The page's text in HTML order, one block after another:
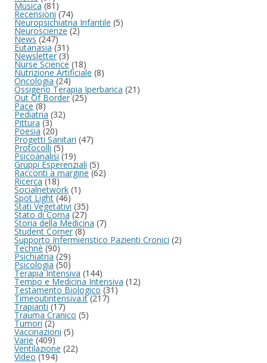
Musica(81)
Recensioni(74)
Neuropsichiatria Infantile (5)
Neuroscienze(2)
News(247)
Eutanasia (31)
Newsletter (3)
Nurse Science (18)
Nutrizione Artificiale (8)
Oncologia(24)
Ossigeno Terapia Iperbarica (21)
Out Of Border(25)
Pace(8)
Pediatria (32)
Pittura(3)
Poesia (20)
Progetti Sanitari (47)
Protocolli(5)
Psicoanalisi (19)
Gruppi Esperenziali (5)
Racconti a margine (62)
Ricerca(18)
Socialnetwork (1)
Spot Light(46)
Stati Vegetativi (35)
Stato di Coma(27)
Storia della Medicina (7)
Student Corner(8)
Supporto Infermieristico Pazienti Cronici (2)
Technè(90)
Psichiatria (29)
Psicologia (50)
Terapia Intensiva (144)
Tempo e Medicina Intensiva (12)
Testamento Biologico(31)
Timeoutintensiva.it(217)
Trapianti(17)
Trauma Cranico (5)
Tumori(2)
Vaccinazioni (5)
Varie(409)
Ventilazione (22)
Video(194)